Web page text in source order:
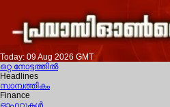
Today: 09 Aug 2026 GMT
ഒറ്റ നോട്ടത്തില്‍
Headlines
സാമ്പത്തികം
Finance
ഓഫറുകള്‍